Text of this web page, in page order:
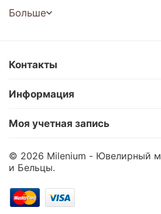
прекрасно дополняет любой
украшение станет отличным
Подходят для любого стиля и
Доставка по Кишиневу и всей
Выбирайте и заказывайте
Больше
Контакты
Информация
Моя учетная запись
© 2026 Milenium - Ювелирный
и Бельцы.